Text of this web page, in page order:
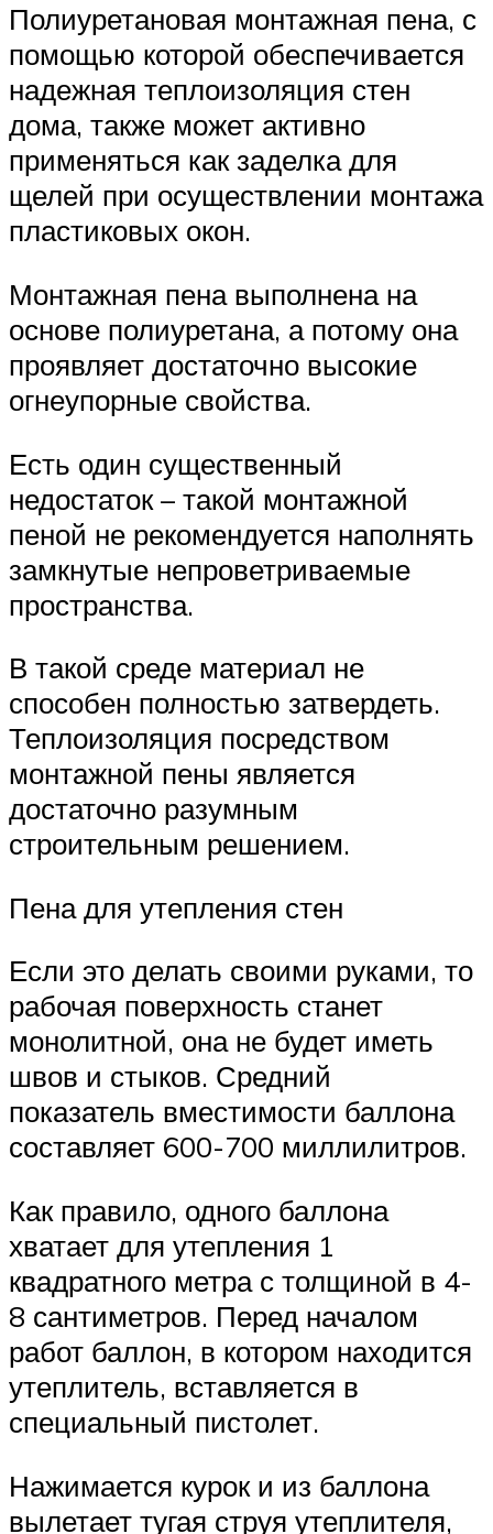
Полиуретановая монтажная пена, с
помощью которой обеспечивается
надежная теплоизоляция стен
дома, также может активно
применяться как заделка для
щелей при осуществлении монтажа
пластиковых окон.
Монтажная пена выполнена на
основе полиуретана, а потому она
проявляет достаточно высокие
огнеупорные свойства.
Есть один существенный
недостаток – такой монтажной
пеной не рекомендуется наполнять
замкнутые непроветриваемые
пространства.
В такой среде материал не
способен полностью затвердеть.
Теплоизоляция посредством
монтажной пены является
достаточно разумным
строительным решением.
Пена для утепления стен
Если это делать своими руками, то
рабочая поверхность станет
монолитной, она не будет иметь
швов и стыков. Средний
показатель вместимости баллона
составляет 600-700 миллилитров.
Как правило, одного баллона
хватает для утепления 1
квадратного метра с толщиной в 4-
8 сантиметров. Перед началом
работ баллон, в котором находится
утеплитель, вставляется в
специальный пистолет.
Нажимается курок и из баллона
вылетает тугая струя утеплителя,